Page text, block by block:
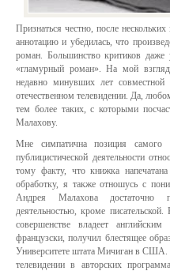
Признаться честно, после
аннотацию и убедилась, что
роман. Большинство критиков даже
«гламурный роман». На мой
недавно минувших лет
отечественном телевидении. Да,
тем более таких, с которыми
Малахову.
Мне симпатична позиция самого
публицистической деятельности
тому факту, что книжка
обработку, я также отношусь с
Андрея Малахова достаточно
деятельностью, кроме
совершенстве владеет
французски, получил блестящее
Университете штата Мичиган в США.
телевидении в авторских